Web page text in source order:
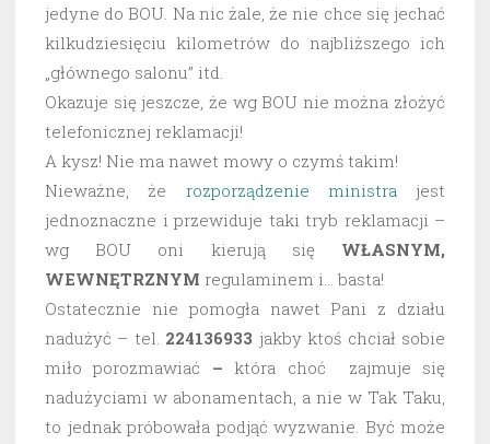
jedyne do BOU. Na nic żale, że nie chce się jechać
kilkudziesięciu kilometrów do najbliższego ich
„głównego salonu” itd.
Okazuje się jeszcze, że wg BOU nie można złożyć
telefonicznej reklamacji!
A kysz! Nie ma nawet mowy o czymś takim!
Nieważne, że rozporządzenie ministrajest
jednoznaczne i przewiduje taki tryb reklamacji –
wg BOU oni kierują się WŁASNYM,
WEWNĘTRZNYM regulaminem i… basta!
Ostatecznie nie pomogła nawet Pani z działu
nadużyć – tel. 224136933 jakby ktoś chciał sobie
miło porozmawiać – która choć zajmuje się
nadużyciami w abonamentach, a nie w Tak Taku,
to jednak próbowała podjąć wyzwanie. Być może